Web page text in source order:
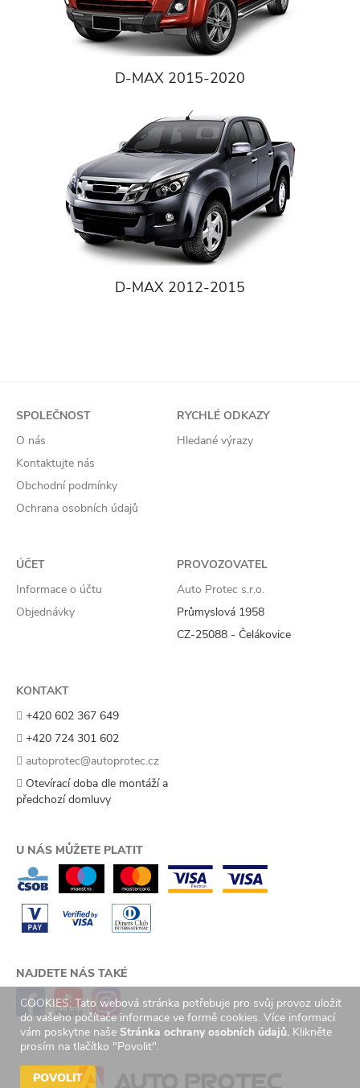
COOKIES: Tato webová stránka potřebuje pro svůj provoz uložit
do vašeho počítače informace ve formě cookies. Více informací
vám poskytne naše Stránka ochrany osobních údajů. Klikněte
prosím na tlačítko "Povolit".
POVOLIT
D-MAX 2015-2020
D-MAX 2012-2015
SPOLEČNOST
O nás
Kontaktujte nás
Obchodní podmínky
Ochrana osobních údajů
RYCHLÉ ODKAZY
Hledané výrazy
ÚČET
Informace o účtu
Objednávky
PROVOZOVATEL
Auto Protec s.r.o.
Průmyslová 1958
CZ-25088 - Čelákovice
KONTAKT
+420 602 367 649
+420 724 301 602
autoprotec@autoprotec.cz
Otevírací doba dle montáží a
předchozí domluvy
U NÁS MŮŽETE PLATIT
NAJDETE NÁS TAKÉ